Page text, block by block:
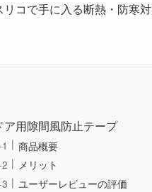
コで手に入る断熱・防寒
ア用隙間風防止テープ
商品概要
メリット
ユーザーレビューの評価